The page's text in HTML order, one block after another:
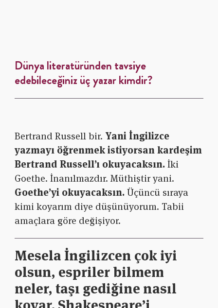
Dünya literatüründen tavsiye
edebileceğiniz üç yazar kimdir?
Bertrand Russell bir. Yani İngilizce
yazmayı öğrenmek istiyorsan kardeşim
Bertrand Russell’ı okuyacaksın.İki
Goethe. İnanılmazdır. Müthiştir yani.
Goethe’yi okuyacaksın.Üçüncü sıraya
kimi koyarım diye düşünüyorum. Tabii
amaçlara göre değişiyor.
Mesela İngilizcen çok iyi
olsun, espriler bilmem
neler, taşı gediğine nasıl